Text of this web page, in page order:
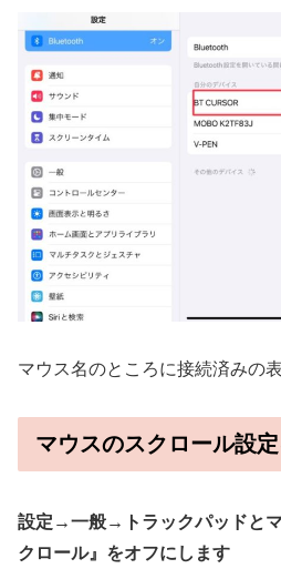
マウス名のところに接続済みの
マウスのスクロール設
設定→一般→トラックパッドと
クロール』をオフにします